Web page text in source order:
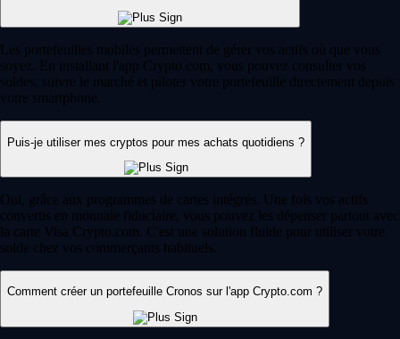
Les portefeuilles mobiles permettent de gérer vos actifs où que vous
soyez. En installant l'app Crypto.com, vous pouvez consulter vos
soldes, suivre le marché et piloter votre portefeuille directement depuis
votre smartphone.
Puis-je utiliser mes cryptos pour mes achats quotidiens ?
Oui, grâce aux programmes de cartes intégrés. Une fois vos actifs
convertis en monnaie fiduciaire, vous pouvez les dépenser partout avec
la carte Visa Crypto.com. C'est une solution fluide pour utiliser votre
solde chez vos commerçants habituels.
Comment créer un portefeuille Cronos sur l'app Crypto.com ?